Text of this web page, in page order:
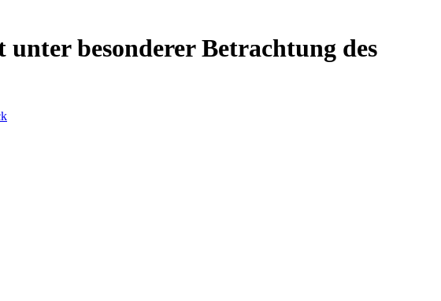
besonderer Betrachtung des